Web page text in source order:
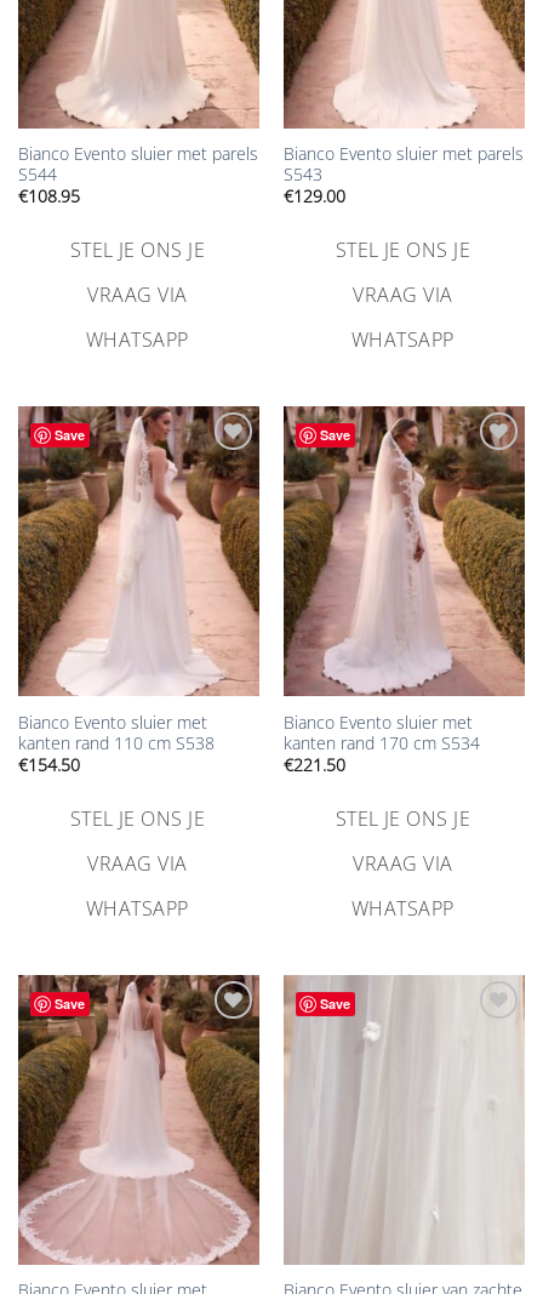
Bianco Evento sluier met parels
S544
€108.95
STEL JE ONS JE
VRAAG VIA
WHATSAPP
Bianco Evento sluier met parels
S543
€129.00
STEL JE ONS JE
VRAAG VIA
WHATSAPP
Save
Aan
verlanglijst
toevoegen
Bianco Evento sluier met
kanten rand 110 cm S538
€154.50
STEL JE ONS JE
VRAAG VIA
WHATSAPP
Save
Aan
verlanglijst
toevoegen
Bianco Evento sluier met
kanten rand 170 cm S534
€221.50
STEL JE ONS JE
VRAAG VIA
WHATSAPP
Save
Aan
verlanglijst
toevoegen
Save